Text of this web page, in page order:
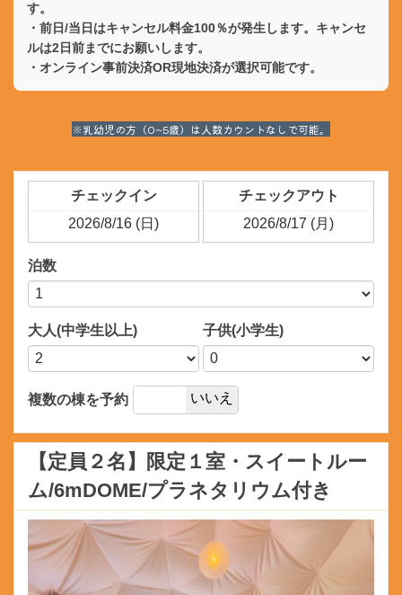
す。
・前日/当日はキャンセル料金100％が発生します。キャンセ
ルは2日前までにお願いします。
・オンライン事前決済OR現地決済が選択可能です。
※乳幼児の方（0~5歳）は人数カウントなしで可能。
チェックイン チェックアウト
泊数
大人(中学生以上) 子供(小学生)
複数の棟を予約
はい いいえ
【定員２名】限定１室・スイートルー
ム/6mDOME/プラネタリウム付き